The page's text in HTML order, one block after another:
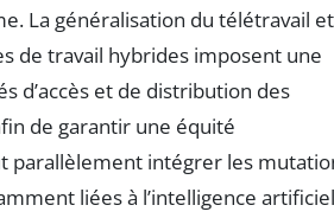
La généralisation du télétravail et
de travail hybrides imposent une
d’accès et de distribution des
de garantir une équité
parallèlement intégrer les
liées à l’intelligence